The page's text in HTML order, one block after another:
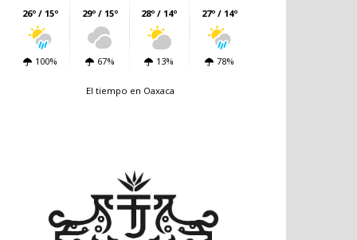
26º / 15º
100%
29º / 15º
67%
28º / 14º
13%
27º / 14º
78%
El tiempo en Oaxaca